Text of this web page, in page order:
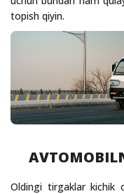
topish qiyin.
Oldingi tirgaklar kichik